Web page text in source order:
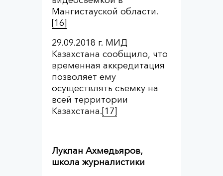
Мангистауской области.
[16]
29.09.2018 г. МИД
Казахстана сообщило, что
временная аккредитация
позволяет ему
осуществлять съемку на
всей территории
Казахстана.[17]
Лукпан Ахмедьяров,
школа журналистики